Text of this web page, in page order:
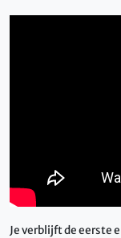
Je verblijft de eerste